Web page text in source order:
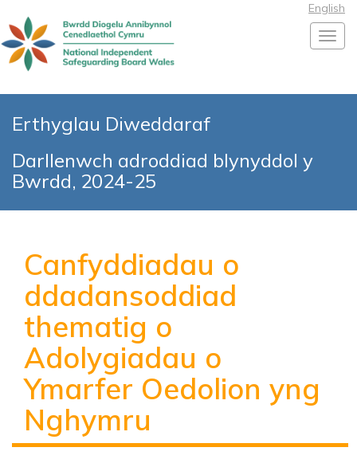
English
Erthyglau Diweddaraf
Darllenwch adroddiad blynyddol y
Bwrdd, 2024-25
Canfyddiadau o
ddadansoddiad
thematig o
Adolygiadau o
Ymarfer Oedolion yng
Nghymru